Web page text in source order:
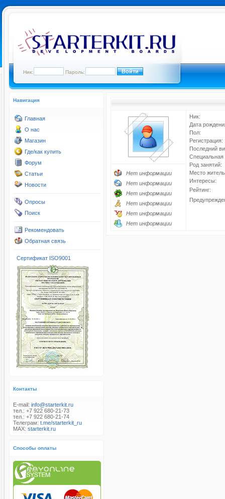
Ник: Пароль:
Навигация
Главная
О нас
Магазин
Где/как купить
Форум
Статьи
Новости
Опросы
Поиск
Рекомендовать
Обратная связь
Сертификат ISO9001
Контакты
E-mail: info@starterkit.ru
тел.: +7 922 680-21-73
тел.: +7 922 680-21-74
Телеграм: t.me/starterkit_ru
MAX: starterkit.ru
Способы оплаты
Ник:
Дата
Пол:
Регистрация:
Последний
Специальная
Род занятий:
Место
Интересы:
Рейтинг:
Нет информации
Нет информации
Нет информации
Нет информации
Нет информации
Нет информации